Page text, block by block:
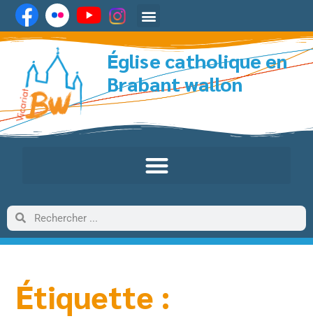
Église catholique en
Brabant wallon
Étiquette :